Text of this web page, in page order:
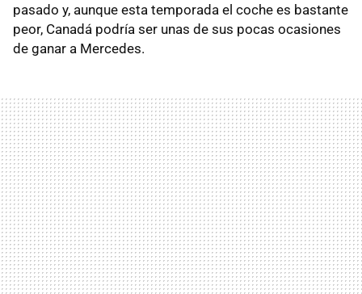
pasado y, aunque esta temporada el coche es bastante
peor, Canadá podría ser unas de sus pocas ocasiones
de ganar a Mercedes.